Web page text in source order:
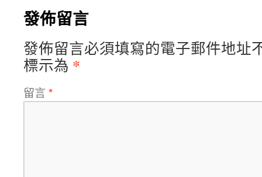
發佈留言
發佈留言必須填寫的電子郵件地址
標示為 *
留言 *